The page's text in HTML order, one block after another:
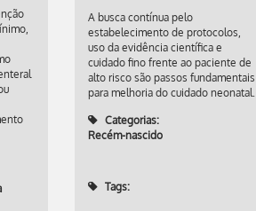
A busca contínua pelo
estabelecimento de protocolos,
uso da evidência científica e
cuidado fino frente ao paciente de
alto risco são passos fundamentais
para melhoria do cuidado neonatal.
Categorias:
Recém-nascido
Tags: